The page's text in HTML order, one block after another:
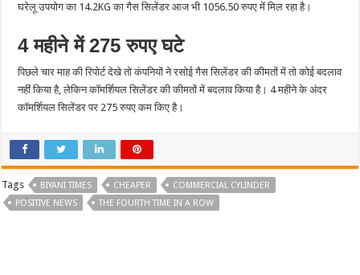
घरेलू उपयोग का 14.2KG का गैस सिलेंडर आज भी 1056.50 रुपए में मिल रहा है।
4 महीने में 275 रुपए घटे
पिछले चार माह की रिपोर्ट देखे तो कंपनियों ने रसोई गैस सिलेंडर की कीमतों में तो कोई बदलाव
नहीं किया है, लेकिन कॉमर्शियल सिलेंडर की कीमतों में बदलाव किया है। 4 महीने के अंदर
कॉमर्शियल सिलेंडर पर 275 रुपए कम किए है।
Tags BIYANI TIMES CHEAPER
COMMERCIAL CYLINDER
POSITIVE NEWS
THE FOURTH TIME IN A ROW